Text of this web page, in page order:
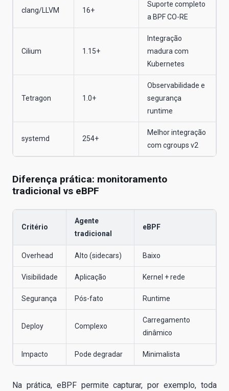
clang/LLVM 16+
Suporte completo
a BPF CO-RE
Cilium 1.15+
Integração
madura com
Kubernetes
Tetragon 1.0+
Observabilidade e
segurança
runtime
systemd 254+
Melhor integração
com cgroups v2
Diferença prática: monitoramento
tradicional vs eBPF
Critério
Agente
tradicional
eBPF
Overhead Alto (sidecars) Baixo
Visibilidade Aplicação Kernel + rede
Segurança Pós-fato Runtime
Deploy Complexo
Carregamento
dinâmico
Impacto Pode degradar Minimalista
Na prática, eBPF permite capturar, por exemplo, toda